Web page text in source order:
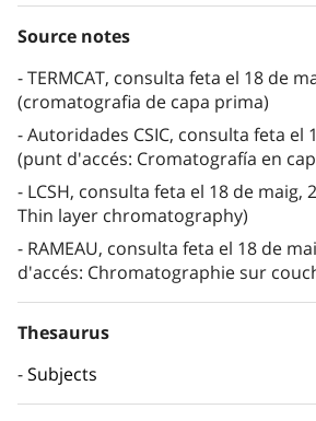
Source notes
TERMCAT, consulta feta el 18 de
(cromatografia de capa prima)
Autoridades CSIC, consulta feta el
(punt d'accés: Cromatografía en
LCSH, consulta feta el 18 de maig,
Thin layer chromatography)
RAMEAU, consulta feta el 18 de
d'accés: Chromatographie sur
Thesaurus
Subjects